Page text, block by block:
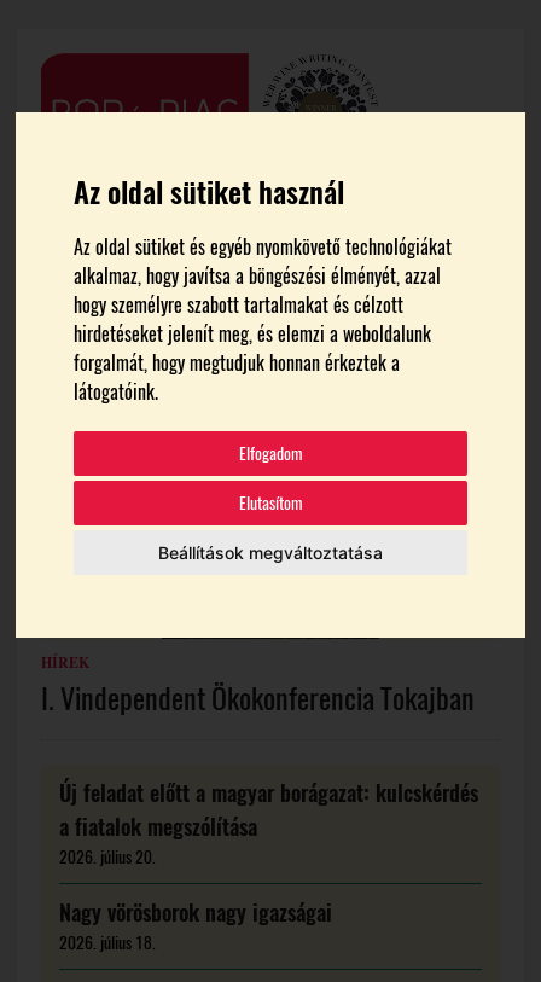
Az oldal sütiket használ
Az oldal sütiket és egyéb nyomkövető technológiákat
alkalmaz, hogy javítsa a böngészési élményét, azzal
hogy személyre szabott tartalmakat és célzott
hirdetéseket jelenít meg, és elemzi a weboldalunk
forgalmát, hogy megtudjuk honnan érkeztek a
látogatóink.
Elfogadom
Elutasítom
Beállítások megváltoztatása
FŐOLDAL ÖKO-KONFERENCIA
Öko-konferencia
HÍREK
I. Vindependent Ökokonferencia Tokajban
Új feladat előtt a magyar borágazat: kulcskérdés
a fiatalok megszólítása
2026. július 20.
Nagy vörösborok nagy igazságai
2026. július 18.